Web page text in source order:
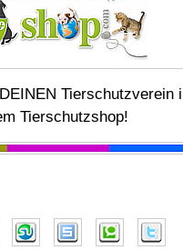
Tierschutzverein
Tierschutzshop!